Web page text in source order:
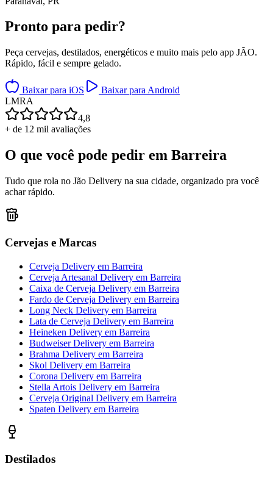
Pronto para pedir?
Peça cervejas, destilados, energéticos e muito mais pelo app JÃO.
Rápido, fácil e sempre gelado.
Baixar para iOS
Baixar para Android
LMRA
4,8
+ de 12 mil avaliações
O que você pode pedir em Barreira
Tudo que rola no Jão Delivery na sua cidade, organizado pra você
achar rápido.
Cervejas e Marcas
Cerveja Delivery em Barreira
Cerveja Artesanal Delivery em Barreira
Caixa de Cerveja Delivery em Barreira
Fardo de Cerveja Delivery em Barreira
Long Neck Delivery em Barreira
Lata de Cerveja Delivery em Barreira
Heineken Delivery em Barreira
Budweiser Delivery em Barreira
Brahma Delivery em Barreira
Skol Delivery em Barreira
Corona Delivery em Barreira
Stella Artois Delivery em Barreira
Cerveja Original Delivery em Barreira
Spaten Delivery em Barreira
Destilados